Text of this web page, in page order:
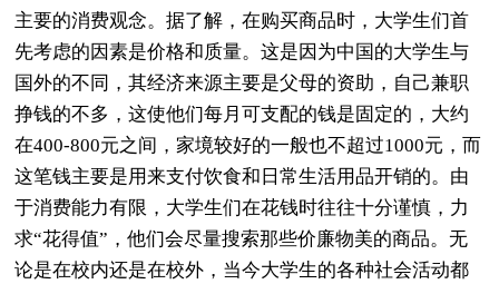
主要的消费观念。据了解，在购买商品时，大学生们首
先考虑的因素是价格和质量。这是因为中国的大学生与
国外的不同，其经济来源主要是父母的资助，自己兼职
挣钱的不多，这使他们每月可支配的钱是固定的，大约
在400-800元之间，家境较好的一般也不超过1000元，而
这笔钱主要是用来支付饮食和日常生活用品开销的。由
于消费能力有限，大学生们在花钱时往往十分谨慎，力
求“花得值”，他们会尽量搜索那些价廉物美的商品。无
论是在校内还是在校外，当今大学生的各种社会活动都